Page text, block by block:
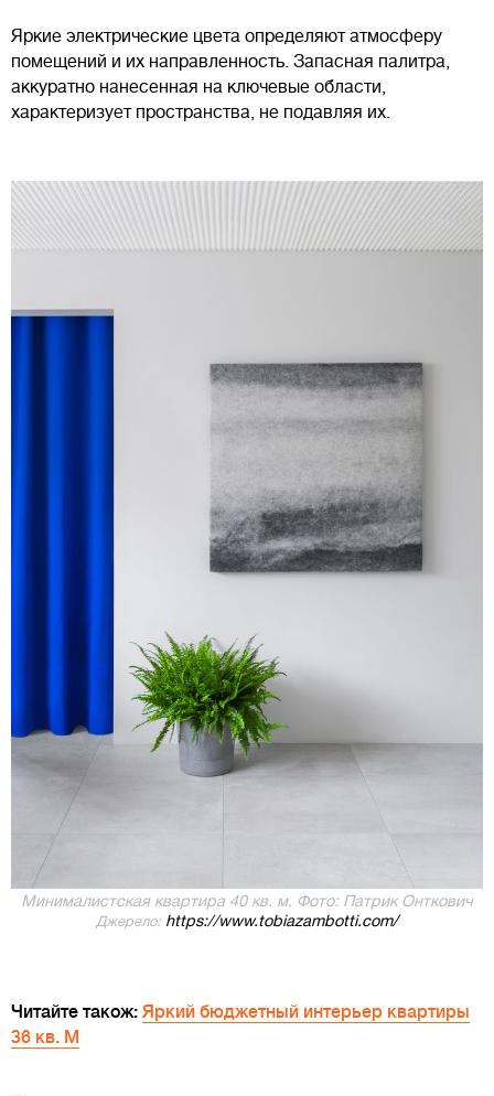
Яркие электрические цвета определяют атмосферу
помещений и их направленность. Запасная палитра,
аккуратно нанесенная на ключевые области,
характеризует пространства, не подавляя их.
Минималистская квартира 40 кв. м. Фото: Патрик Онткович
Джерело: https://www.tobiazambotti.com/
Читайте також: Яркий бюджетный интерьер квартиры
36 кв. М